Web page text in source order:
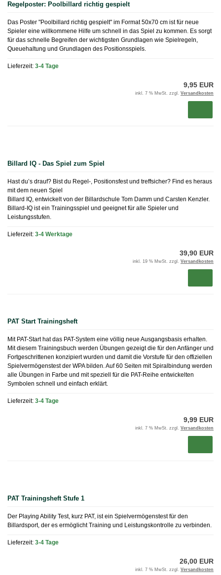
Regelposter: Poolbillard richtig gespielt
Das Poster "Poolbillard richtig gespielt" im Format 50x70 cm ist für neue
Spieler eine willkommene Hilfe um schnell in das Spiel zu kommen. Es sorgt
für das schnelle Begreifen der wichtigsten Grundlagen wie Spielregeln,
Queuehaltung und Grundlagen des Positionsspiels.
Lieferzeit: 3-4 Tage
9,95 EUR
inkl. 7 % MwSt. zzgl. Versandkosten
Billard IQ - Das Spiel zum Spiel
Hast du’s drauf? Bist du Regel-, Positionsfest und treffsicher? Find es heraus
mit dem neuen Spiel
Billard IQ, entwickelt von der Billardschule Tom Damm und Carsten Kenzler.
Billard-IQ ist ein Trainingsspiel und geeignet für alle Spieler und
Leistungsstufen.
Lieferzeit: 3-4 Werktage
39,90 EUR
inkl. 19 % MwSt. zzgl. Versandkosten
PAT Start Trainingsheft
Mit PAT-Start hat das PAT-System eine völlig neue Ausgangsbasis erhalten.
Mit diesem Trainingsbuch werden Übungen gezeigt die für den Anfänger und
Fortgeschrittenen konzipiert wurden und damit die Vorstufe für den offiziellen
Spielvermögenstest der WPA bilden. Auf 60 Seiten mit Spiralbindung werden
alle Übungen in Farbe und mit speziell für die PAT-Reihe entwickelten
Symbolen schnell und einfach erklärt.
Lieferzeit: 3-4 Tage
9,99 EUR
inkl. 7 % MwSt. zzgl. Versandkosten
PAT Trainingsheft Stufe 1
Der Playing Ability Test, kurz PAT, ist ein Spielvermögenstest für den
Billardsport, der es ermöglicht Training und Leistungskontrolle zu verbinden.
Lieferzeit: 3-4 Tage
26,00 EUR
inkl. 7 % MwSt. zzgl. Versandkosten